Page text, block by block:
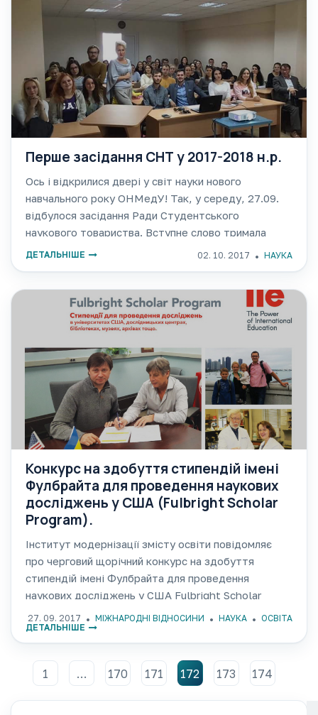
Перше засідання СНТ у 2017-2018 н.р.
Ось і відкрилися двері у світ науки нового
навчального року ОНМедУ! Так, у середу, 27.09.
відбулося засідання Ради Студентського
наукового товариства. Вступне слово тримала
безпосередній керівник та професор Юшковська
02. 10. 2017 НАУКА
ДЕТАЛЬНІШЕ
Конкурс на здобуття стипендій імені
Фулбрайта для проведення наукових
досліджень у США (Fulbright Scholar
Program).
Інститут модернізації змісту освіти повідомляє
про черговий щорічний конкурс на здобуття
стипендій імені Фулбрайта для проведення
наукових досліджень у США Fulbright Scholar
Program. Лист ІМЗО від 22.09.2017 № 21.1/10-2028
“Щодо Конкурсу на здобуття стипендій імені
Фулбрайта для проведення наукових досліджень у
27. 09. 2017 МІЖНАРОДНІ ВІДНОСИНИ НАУКА
ОСВІТА
ДЕТАЛЬНІШЕ
1 … 170 171 172 173 174